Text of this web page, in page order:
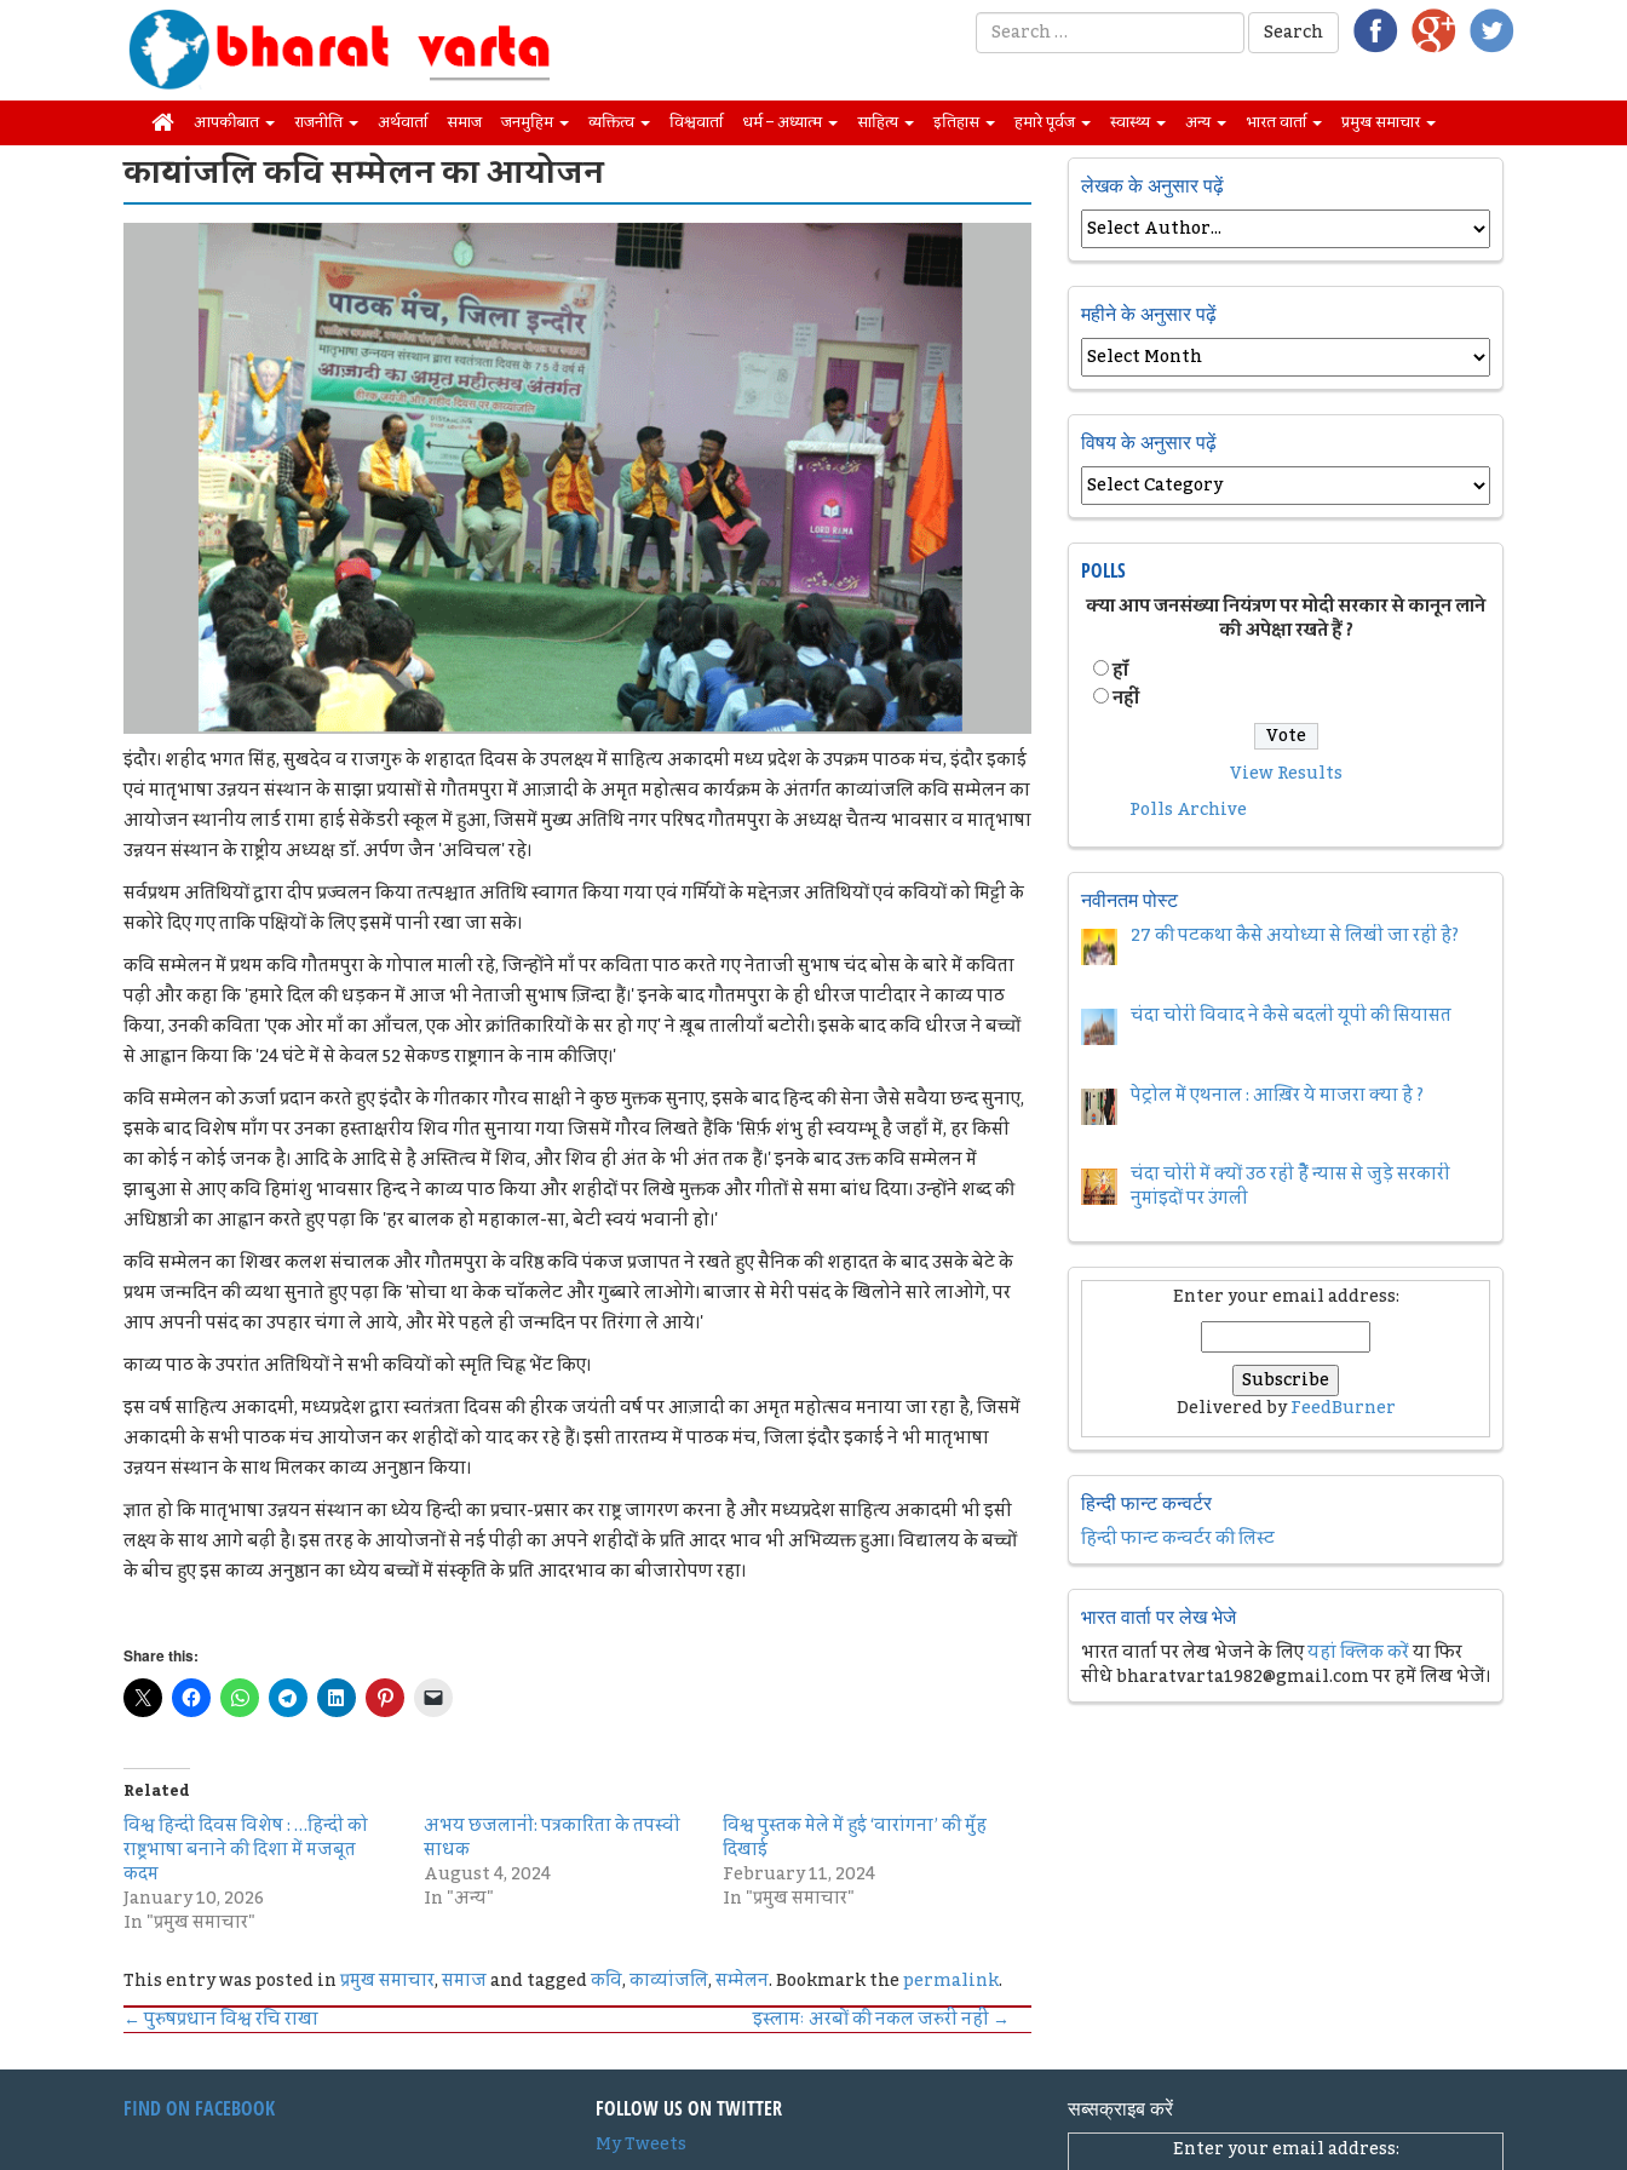
आपकी बात राजनीति अर्थवार्ता समाज जनमुहिम व्यक्तित्व विश्ववार्ता धर्म – अध्यात्म साहित्य इतिहास हमारे पूर्वज स्वास्थ्य अन्य भारत वार्ता प्रमुख समाचार
काव्यांजलि कवि सम्मेलन का आयोजन
इंदौर। शहीद भगत सिंह, सुखदेव व राजगुरु के शहादत दिवस के उपलक्ष्य में साहित्य अकादमी मध्य प्रदेश के उपक्रम पाठक मंच, इंदौर इकाई
एवं मातृभाषा उन्नयन संस्थान के साझा प्रयासों से गौतमपुरा में आज़ादी के अमृत महोत्सव कार्यक्रम के अंतर्गत काव्यांजलि कवि सम्मेलन का
आयोजन स्थानीय लार्ड रामा हाई सेकेंडरी स्कूल में हुआ, जिसमें मुख्य अतिथि नगर परिषद गौतमपुरा के अध्यक्ष चैतन्य भावसार व मातृभाषा
उन्नयन संस्थान के राष्ट्रीय अध्यक्ष डॉ. अर्पण जैन 'अविचल' रहे।
सर्वप्रथम अतिथियों द्वारा दीप प्रज्वलन किया तत्पश्चात अतिथि स्वागत किया गया एवं गर्मियों के मद्देनज़र अतिथियों एवं कवियों को मिट्टी के
सकोरे दिए गए ताकि पक्षियों के लिए इसमें पानी रखा जा सके।
कवि सम्मेलन में प्रथम कवि गौतमपुरा के गोपाल माली रहे, जिन्होंने माँ पर कविता पाठ करते गए नेताजी सुभाष चंद बोस के बारे में कविता
पढ़ी और कहा कि 'हमारे दिल की धड़कन में आज भी नेताजी सुभाष ज़िन्दा हैं।' इनके बाद गौतमपुरा के ही धीरज पाटीदार ने काव्य पाठ
किया, उनकी कविता 'एक ओर माँ का आँचल, एक ओर क्रांतिकारियों के सर हो गए' ने ख़ूब तालीयाँ बटोरी। इसके बाद कवि धीरज ने बच्चों
से आह्वान किया कि '24 घंटे में से केवल 52 सेकण्ड राष्ट्रगान के नाम कीजिए।'
कवि सम्मेलन को ऊर्जा प्रदान करते हुए इंदौर के गीतकार गौरव साक्षी ने कुछ मुक्तक सुनाए, इसके बाद हिन्द की सेना जैसे सवैया छन्द सुनाए,
इसके बाद विशेष माँग पर उनका हस्ताक्षरीय शिव गीत सुनाया गया जिसमें गौरव लिखते हैंकि 'सिर्फ़ शंभु ही स्वयम्भू है जहाँ में, हर किसी
का कोई न कोई जनक है। आदि के आदि से है अस्तित्व में शिव, और शिव ही अंत के भी अंत तक हैं।' इनके बाद उक्त कवि सम्मेलन में
झाबुआ से आए कवि हिमांशु भावसार हिन्द ने काव्य पाठ किया और शहीदों पर लिखे मुक्तक और गीतों से समा बांध दिया। उन्होंने शब्द की
अधिष्ठात्री का आह्वान करते हुए पढ़ा कि 'हर बालक हो महाकाल-सा, बेटी स्वयं भवानी हो।'
कवि सम्मेलन का शिखर कलश संचालक और गौतमपुरा के वरिष्ठ कवि पंकज प्रजापत ने रखते हुए सैनिक की शहादत के बाद उसके बेटे के
प्रथम जन्मदिन की व्यथा सुनाते हुए पढ़ा कि 'सोचा था केक चॉकलेट और गुब्बारे लाओगे। बाजार से मेरी पसंद के खिलोने सारे लाओगे, पर
आप अपनी पसंद का उपहार चंगा ले आये, और मेरे पहले ही जन्मदिन पर तिरंगा ले आये।'
काव्य पाठ के उपरांत अतिथियों ने सभी कवियों को स्मृति चिह्न भेंट किए।
इस वर्ष साहित्य अकादमी, मध्यप्रदेश द्वारा स्वतंत्रता दिवस की हीरक जयंती वर्ष पर आज़ादी का अमृत महोत्सव मनाया जा रहा है, जिसमें
अकादमी के सभी पाठक मंच आयोजन कर शहीदों को याद कर रहे हैं। इसी तारतम्य में पाठक मंच, जिला इंदौर इकाई ने भी मातृभाषा
उन्नयन संस्थान के साथ मिलकर काव्य अनुष्ठान किया।
ज्ञात हो कि मातृभाषा उन्नयन संस्थान का ध्येय हिन्दी का प्रचार-प्रसार कर राष्ट्र जागरण करना है और मध्यप्रदेश साहित्य अकादमी भी इसी
लक्ष्य के साथ आगे बढ़ी है। इस तरह के आयोजनों से नई पीढ़ी का अपने शहीदों के प्रति आदर भाव भी अभिव्यक्त हुआ। विद्यालय के बच्चों
के बीच हुए इस काव्य अनुष्ठान का ध्येय बच्चों में संस्कृति के प्रति आदरभाव का बीजारोपण रहा।
Share this:
Related
विश्व हिन्दी दिवस विशेष : …हिन्दी को
राष्ट्रभाषा बनाने की दिशा में मजबूत
कदम
January 10, 2026
In "प्रमुख समाचार"
अभय छजलानी: पत्रकारिता के तपस्वी
साधक
August 4, 2024
In "अन्य"
विश्व पुस्तक मेले में हुई ‘वारांगना’ की मुँह
दिखाई
February 11, 2024
In "प्रमुख समाचार"
This entry was posted inप्रमुख समाचार,समाजand taggedकवि,काव्यांजलि,सम्मेलन. Bookmark thepermalink.
←पुरुषप्रधान विश्व रचि राखा इस्लामः अरबों की नकल जरुरी नहीं→
लेखक के अनुसार पढ़ें
महीने के अनुसार पढ़ें
विषय के अनुसार पढ़ें
POLLS
क्या आप जनसंख्या नियंत्रण पर मोदी सरकार से कानून लाने
की अपेक्षा रखते हैं ?
हॉं
नहीं
View Results
Polls Archive
नवीनतम पोस्ट
27 की पटकथा कैसे अयोध्या से लिखी जा रही है?
चंदा चोरी विवाद ने कैसे बदली यूपी की सियासत
पेट्रोल में एथनाल : आख़िर ये माजरा क्या है ?
चंदा चोरी में क्यों उठ रही हैैं न्यास से जुड़े सरकारी
नुमांइदों पर उंगली
Enter your email address:
Delivered byFeedBurner
हिन्दी फान्ट कन्वर्टर
हिन्दी फान्ट कन्वर्टर की लिस्ट
भारत वार्ता पर लेख भेजे
भारत वार्ता पर लेख भेजने के लिएयहां क्लिक करेंया फिर
सीधे bharatvarta1982@gmail.com पर हमें लिख भेजें।
FIND ON FACEBOOK FOLLOW US ON TWITTER
My Tweets
सब्सक्राइब करें
Enter your email address: